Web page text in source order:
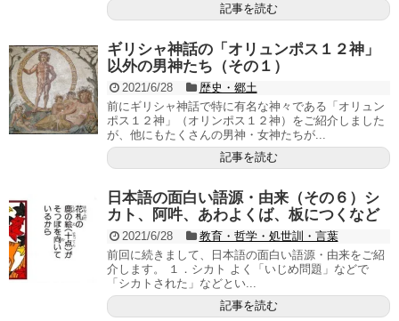
記事を読む
ギリシャ神話の「オリュンポス１２神」
以外の男神たち（その１）
2021/6/28
歴史・郷土
前にギリシャ神話で特に有名な神々である「オリュン
ポス１２神」（オリンポス１２神）をご紹介しました
が、他にもたくさんの男神・女神たちが...
記事を読む
日本語の面白い語源・由来（その６）シ
カト、阿吽、あわよくば、板につくなど
2021/6/28
教育・哲学・処世訓・言葉
前回に続きまして、日本語の面白い語源・由来をご紹
介します。 １．シカト よく「いじめ問題」などで
「シカトされた」などとい...
記事を読む